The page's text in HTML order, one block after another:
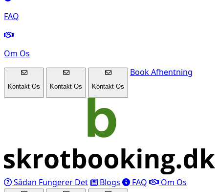
FAQ
Om Os
Kontakt Os Kontakt Os Kontakt Os
Book Afhentning
Sådan Fungerer Det Blogs FAQ Om Os